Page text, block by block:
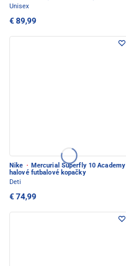
Unisex
€ 89,99
Nike · Mercurial Superfly 10 Academy
halové futbalové kopačky
Deti
€ 74,99